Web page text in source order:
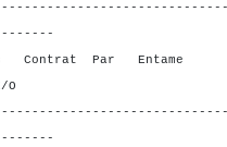
Par Entame
E/O N/S